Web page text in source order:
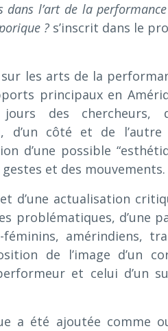
dans l’art de la
? s’inscrit dans le
les arts de la
principaux en
des chercheurs,
d’un côté et de l’autre
d’une possible
et des mouvements.
d’une actualisation
problématiques, d’une
amérindiens,
de l’image d’un
et celui d’un
a été ajoutée comme